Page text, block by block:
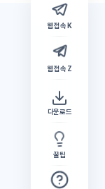
웹 접속 K
웹 접속 Z
다운로드
꿀팁